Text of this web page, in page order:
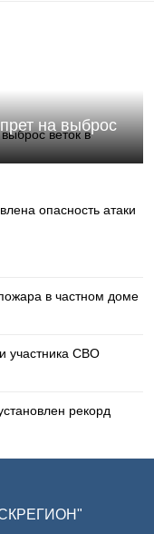
на выброс
опасность атаки
в частном доме
участника СВО
рекорд